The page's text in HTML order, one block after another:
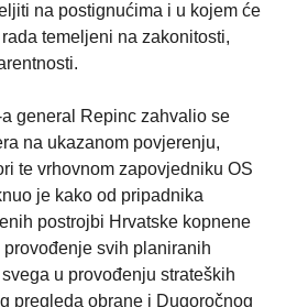
na postignućima i u kojem će
temeljeni na zakonitosti,
general Repinc zahvalio se
na ukazanom povjerenju,
te vrhovnom zapovjedniku OS
je kako od pripadnika
postrojbi Hrvatske kopnene
svih planiranih
u provođenju strateških
pregleda obrane i Dugoročnog